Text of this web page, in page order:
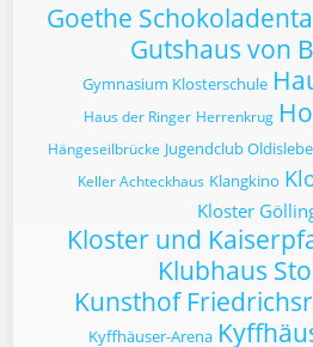
Goethe
Gutshaus von
Gymnasium Klosterschule
Haus der Ringer Herrenkrug
Hängeseilbrücke Jugendclub
Keller Achteckhaus Klangkino
Kloster
Kloster und
Klubhaus
Kunsthof
Kyffhäuser-Arena